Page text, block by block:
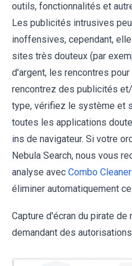
outils, fonctionnalités et
Les publicités intrusives
inoffensives, cependant,
sites très douteux (par
d'argent, les rencontres
rencontrez des publicités
type, vérifiez le système et
toutes les applications
ins de navigateur. Si votre
Nebula Search, nous vous
analyse avec Combo
éliminer automatiquement
Capture d'écran du pirate de
demandant des